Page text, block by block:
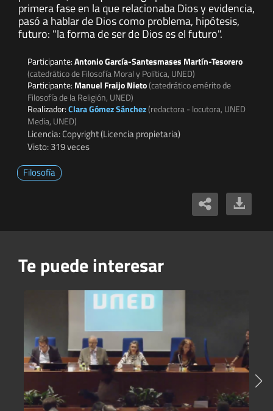
primera fase en la que relacionaba Dios y evidencia,
pasó a hablar de Dios como problema, hipótesis,
futuro: "la forma de ser de Dios es el futuro".
Participante:Antonio García-Santesmases Martín-Tesorero
(catedrático de Filosofía Moral y Política, UNED)
Participante: Manuel Fraijo Nieto(catedrático emérito de
Filosofía de la Religión, UNED)
Realizador:Clara Gómez Sánchez(redactora - locutora, UNED
Media, UNED)
Licencia: Copyright (Licencia propietaria)
Visto: 319 veces
Filosofía
Te puede interesar